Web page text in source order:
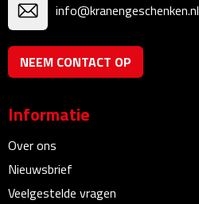
Kopjes
Mokken
Kantoor & Zakelijk
info@kranengeschenken.nl
NEEM CONTACT OP
Informatie
Over ons
Nieuwsbrief
Veelgestelde vragen